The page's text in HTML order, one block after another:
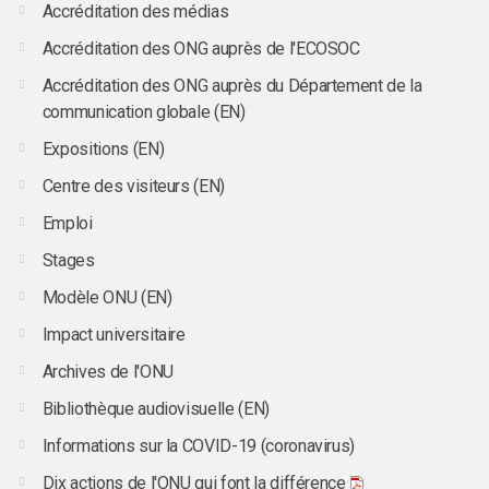
Accréditation des médias
Accréditation des ONG auprès de l'ECOSOC
Accréditation des ONG auprès du Département de la
communication globale (EN)
Expositions (EN)
Centre des visiteurs (EN)
Emploi
Stages
Modèle ONU (EN)
Impact universitaire
Archives de l'ONU
Bibliothèque audiovisuelle (EN)
Informations sur la COVID-19 (coronavirus)
Dix actions de l'ONU qui font la différence